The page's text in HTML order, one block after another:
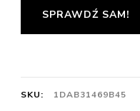
SPRAWDŹ SAM!
SKU:
1DAB31469B45